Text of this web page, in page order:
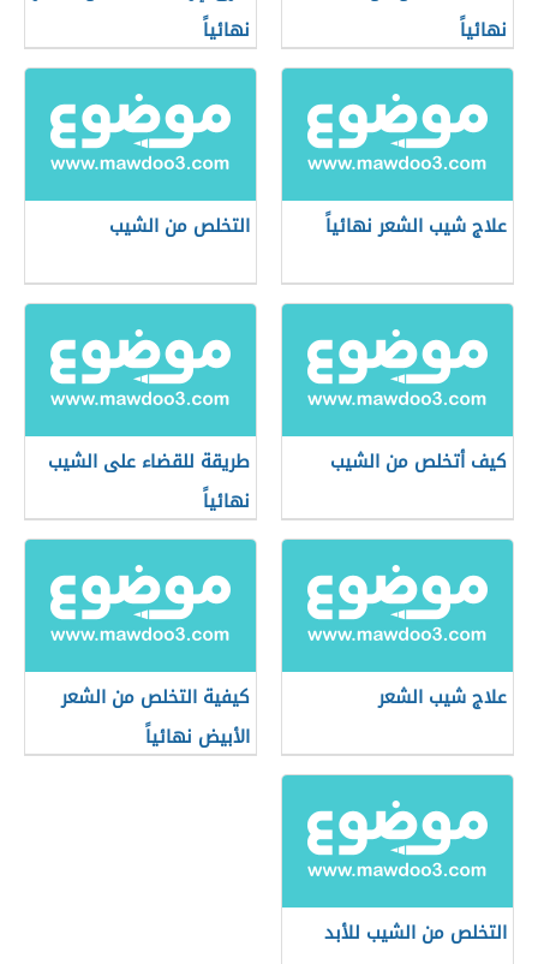
نهائياً
نهائياً
علاج شيب الشعر نهائياً التخلص من الشيب
كيف أتخلص من الشيب
طريقة للقضاء على الشيب
نهائياً
علاج شيب الشعر
كيفية التخلص من الشعر
الأبيض نهائياً
التخلص من الشيب للأبد